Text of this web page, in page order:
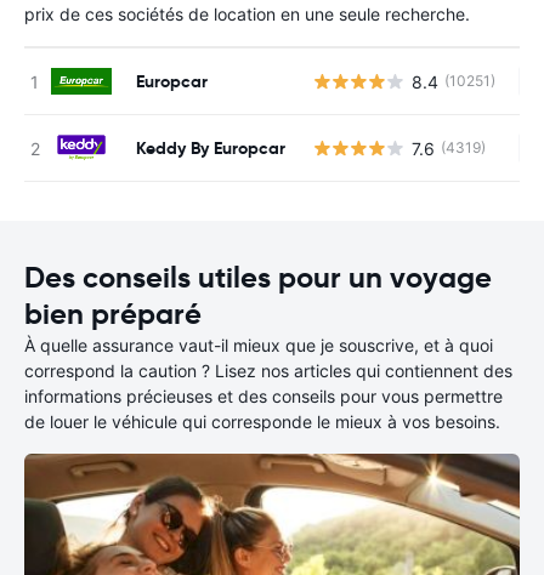
prix de ces sociétés de location en une seule recherche.
Europcar 8.4 (10251)
Keddy By Europcar 7.6 (4319)
Des conseils utiles pour un voyage
bien préparé
À quelle assurance vaut-il mieux que je souscrive, et à quoi
correspond la caution ? Lisez nos articles qui contiennent des
informations précieuses et des conseils pour vous permettre
de louer le véhicule qui corresponde le mieux à vos besoins.